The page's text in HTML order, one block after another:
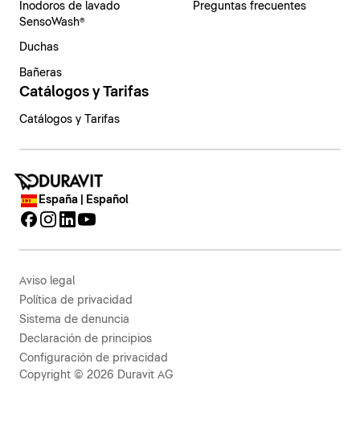
Inodoros de lavado
SensoWash®
Duchas
Bañeras
Preguntas frecuentes
Catálogos y Tarifas
Catálogos y Tarifas
España | Español
Aviso legal
Política de privacidad
Sistema de denuncia
Declaración de principios
Configuración de privacidad
Copyright © 2026 Duravit AG